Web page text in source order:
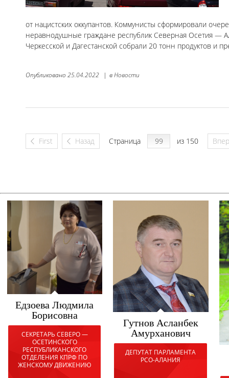
от нацистских оккупантов. Коммунисты сформировали
неравнодушные граждане республик Северная Осетия —
Черкесской и Дагестанской собрали 20 тонн продуктов и
Опубликовано 25.04.2022 | вНовости
First Назад Страница из 150
Едзоева Людмила
Борисовна
СЕКРЕТАРЬ СЕВЕРО —
ОСЕТИНСКОГО
РЕСПУБЛИКАНСКОГО
ОТДЕЛЕНИЯ КПРФ ПО
ЖЕНСКОМУ ДВИЖЕНИЮ
Гутнов Асланбек
Амурханович
ДЕПУТАТ ПАРЛАМЕНТА
РСО-АЛАНИЯ